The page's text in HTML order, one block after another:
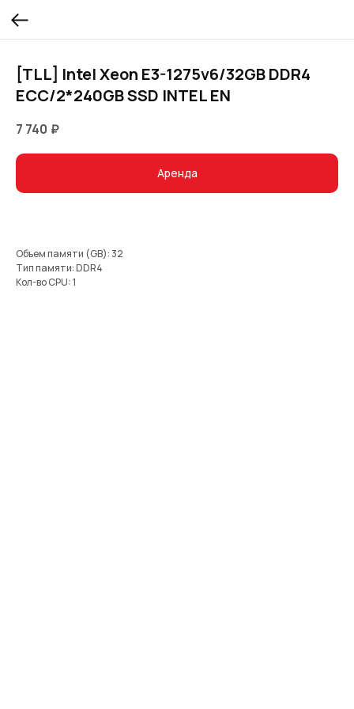
[TLL] Intel Xeon E3-1275v6/32GB DDR4
ECC/2*240GB SSD INTEL EN
7 740 ₽
Аренда
Объем памяти (GB): 32
Тип памяти: DDR4
Кол-во CPU: 1